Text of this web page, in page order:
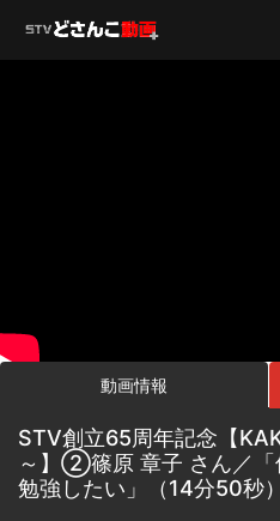
動画情報
STV創立65周年記念【
～】②篠原 章子 さん／「
勉強したい」（14分50秒）